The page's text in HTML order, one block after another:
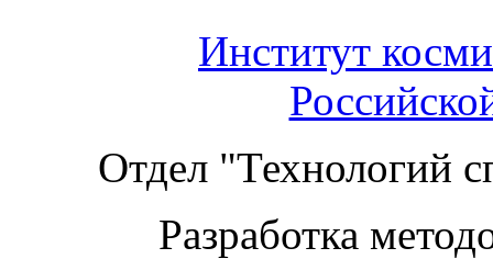
Институт
Отдел "Технологий
Разработка